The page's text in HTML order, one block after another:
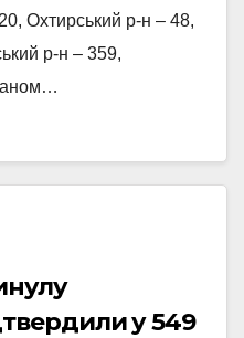
Охтирський р-н – 48,
р-н – 359,
у 549